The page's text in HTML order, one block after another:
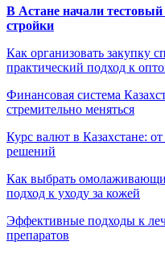
В Астане начали
стройки
Как организовать закупку
практический подход к
Финансовая система
стремительно меняться
Курс валют в Казахстане:
решений
Как выбрать
подход к уходу за кожей
Эффективные подходы к
препаратов